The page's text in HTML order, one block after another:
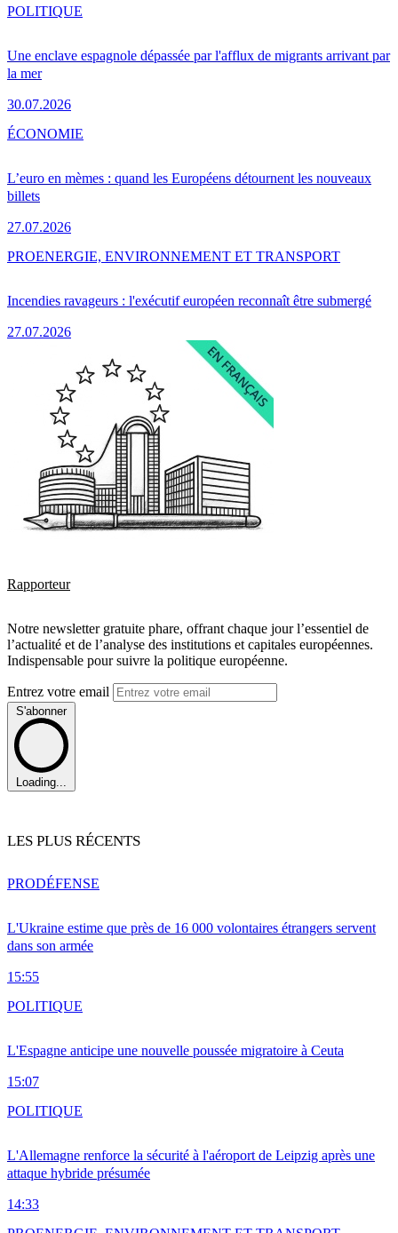
Une enclave espagnole dépassée par l'afflux de migrants arrivant par
la mer
30.07.2026
POLITIQUE
L’euro en mèmes : quand les Européens détournent les nouveaux
billets
27.07.2026
ÉCONOMIE
Incendies ravageurs : l'exécutif européen reconnaît être submergé
27.07.2026
PROENERGIE, ENVIRONNEMENT ET TRANSPORT
Rapporteur
Notre newsletter gratuite phare, offrant chaque jour l’essentiel de
l’actualité et de l’analyse des institutions et capitales européennes.
Indispensable pour suivre la politique européenne.
Entrez votre email
S'abonner
Loading...
LES PLUS RÉCENTS
L'Ukraine estime que près de 16 000 volontaires étrangers servent
dans son armée
15:55
PRODÉFENSE
L'Espagne anticipe une nouvelle poussée migratoire à Ceuta
15:07
POLITIQUE
L'Allemagne renforce la sécurité à l'aéroport de Leipzig après une
attaque hybride présumée
14:33
POLITIQUE